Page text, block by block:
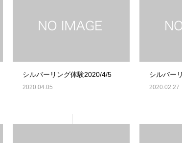
シルバーリング体験2020/4/5
2020.04.05
シルバー
2020.02.27